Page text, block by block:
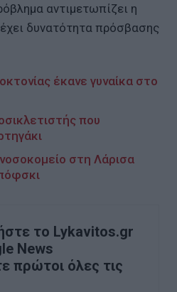
αντιμετωπίζει η
δυνατότητα πρόσβασης
έκανε γυναίκα στο
που
στη Λάρισα
το Lykavitos.gr
News
πρώτοι όλες τις